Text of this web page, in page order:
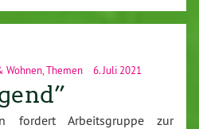
Wohnen Themen 6. Juli 2021
fordert Ar­beits­grup­pe zur